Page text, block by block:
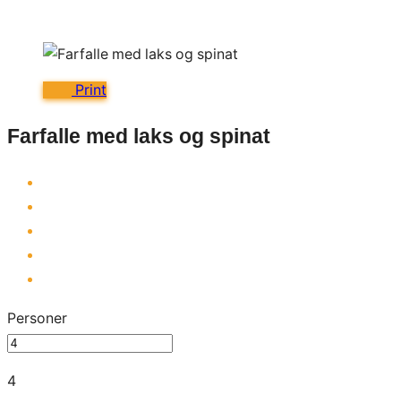
Print
Farfalle med laks og spinat
Personer
4